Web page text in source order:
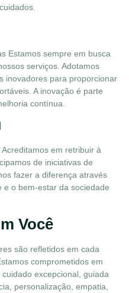
Estamos sempre em busca
serviços. Adotamos
inovadores para proporcionar
A inovação é parte
contínua.
Acreditamos em retribuir à
de iniciativas de
fazer a diferença através
o bem-estar da sociedade
Você
são refletidos em cada
comprometidos em
excepcional, guiada
personalização, empatia,